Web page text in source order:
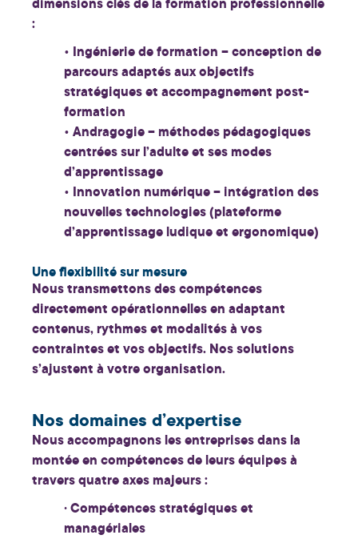
dimensions clés de la formation professionnelle
:
• Ingénierie de formation – conception de
parcours adaptés aux objectifs
stratégiques et accompagnement post-
formation
• Andragogie – méthodes pédagogiques
centrées sur l’adulte et ses modes
d’apprentissage
• Innovation numérique – intégration des
nouvelles technologies (plateforme
d’apprentissage ludique et ergonomique)
Une flexibilité sur mesure
Nous transmettons des compétences
directement opérationnelles en adaptant
contenus, rythmes et modalités à vos
contraintes et vos objectifs. Nos solutions
s’ajustent à votre organisation.
Nos domaines d’expertise
Nous accompagnons les entreprises dans la
montée en compétences de leurs équipes à
travers quatre axes majeurs :
· Compétences stratégiques et
managériales